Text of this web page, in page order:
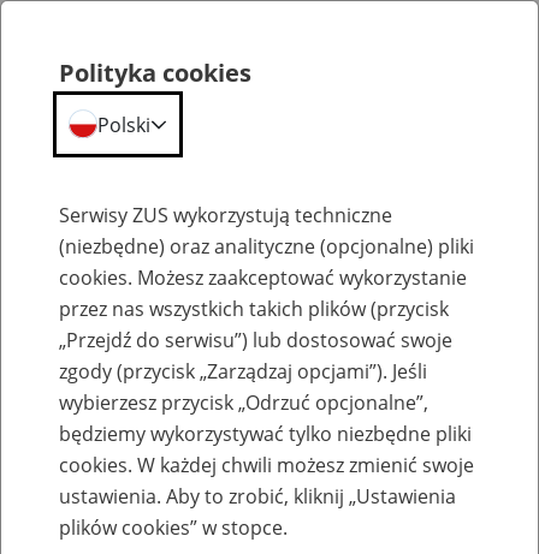
Przepraszamy,
podana strona nie została znaleziona.
Błąd 404
Przejdź do strony głównej
Polityka cookies
Polski
Serwisy ZUS wykorzystują techniczne
(niezbędne) oraz analityczne (opcjonalne) pliki
cookies. Możesz zaakceptować wykorzystanie
przez nas wszystkich takich plików (przycisk
„Przejdź do serwisu”) lub dostosować swoje
zgody (przycisk „Zarządzaj opcjami”). Jeśli
wybierzesz przycisk „Odrzuć opcjonalne”,
będziemy wykorzystywać tylko niezbędne pliki
cookies. W każdej chwili możesz zmienić swoje
ustawienia. Aby to zrobić, kliknij „Ustawienia
plików cookies” w stopce.